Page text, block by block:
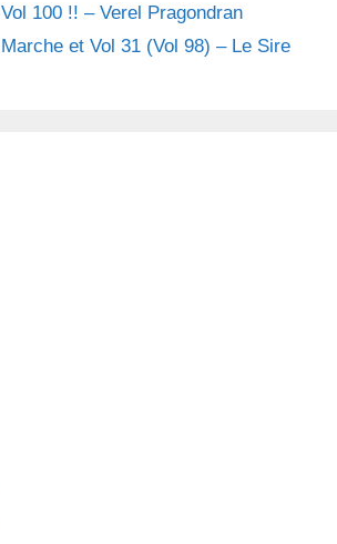
Vol 100 !! – Verel Pragondran
Marche et Vol 31 (Vol 98) – Le Sire